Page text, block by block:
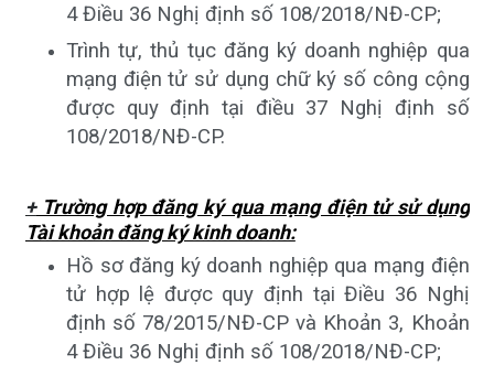
4 Điều 36 Nghị định số 108/2018/NĐ-CP;
Trình tự, thủ tục đăng ký doanh nghiệp qua
mạng điện tử sử dụng chữ ký số công cộng
được quy định tại điều 37 Nghị định số
108/2018/NĐ-CP.
+ Trường hợp đăng ký qua mạng điện tử sử dụng
Tài khoản đăng ký kinh doanh:
Hồ sơ đăng ký doanh nghiệp qua mạng điện
tử hợp lệ được quy định tại Điều 36 Nghị
định số 78/2015/NĐ-CP và Khoản 3, Khoản
4 Điều 36 Nghị định số 108/2018/NĐ-CP;